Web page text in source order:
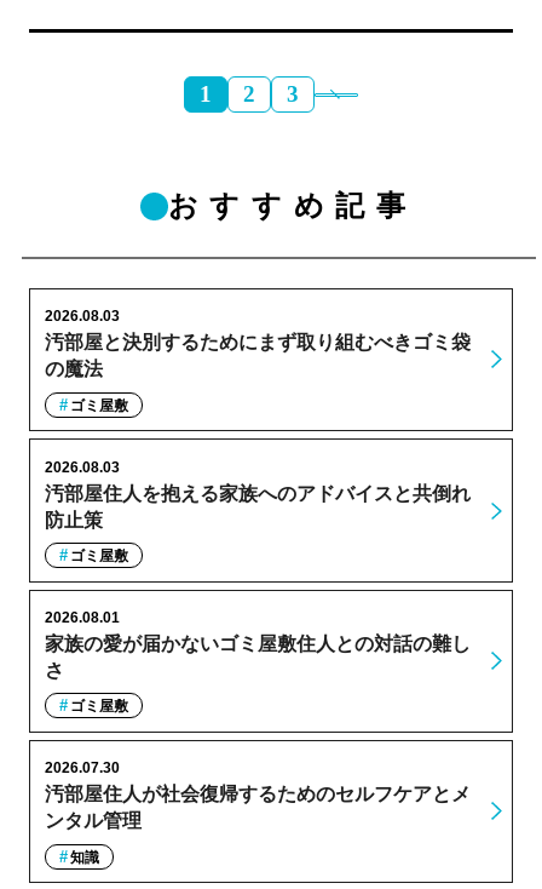
1 2 3
おすすめ記事
汚部屋と決別するためにまず取り組むべきゴミ袋
の魔法
2026.08.03
ゴミ屋敷
汚部屋住人を抱える家族へのアドバイスと共倒れ
防止策
2026.08.03
ゴミ屋敷
家族の愛が届かないゴミ屋敷住人との対話の難し
さ
2026.08.01
ゴミ屋敷
汚部屋住人が社会復帰するためのセルフケアとメ
ンタル管理
2026.07.30
知識